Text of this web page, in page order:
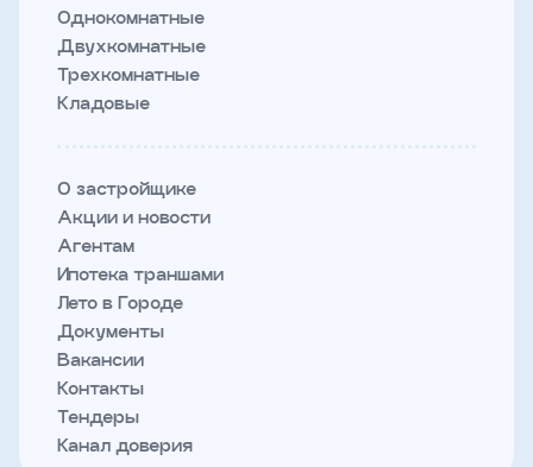
Однокомнатные
Двухкомнатные
Трехкомнатные
Кладовые
О застройщике
Акции и новости
Агентам
Ипотека траншами
Лето в Городе
Документы
Вакансии
Контакты
Тендеры
Канал доверия